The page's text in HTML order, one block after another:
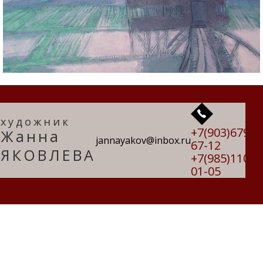
художник
Жанна
ЯКОВЛЕВА
jannayakov@inbox.ru+7(903)679-
67-12
+7(985)110-
01-05